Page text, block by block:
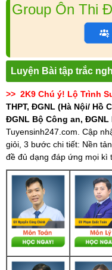
Group Ôn Thi
Luyện Bài tập trắc
>> 2K9 Chú ý! Lộ Trình
THPT, ĐGNL (Hà Nội/ Hồ
ĐGNL Bộ Công an,
Tuyensinh247.com. Cập
giỏi, 3 bước chi tiết: Nền
đề đủ dạng đáp ứng mọi kì